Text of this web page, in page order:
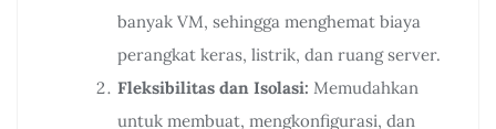
banyak VM, sehingga menghemat biaya
perangkat keras, listrik, dan ruang server.
Fleksibilitas dan Isolasi: Memudahkan
untuk membuat, mengkonfigurasi, dan